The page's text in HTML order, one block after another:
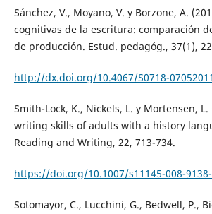
Sánchez, V., Moyano, V. y Borzone, A.
cognitivas de la escritura: comparación
de producción. Estud. pedagóg., 37(1),
http://dx.doi.org/10.4067/S0718-
Smith-Lock, K., Nickels, L. y Mortensen, L.
writing skills of adults with a history
Reading and Writing, 22, 713-734.
https://doi.org/10.1007/s11145-008-
Sotomayor, C., Lucchini, G., Bedwell, P.,